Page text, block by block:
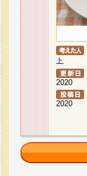
ト
2020
2020